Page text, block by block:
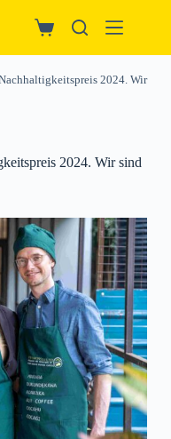
2024. Wir
2024. Wir sind